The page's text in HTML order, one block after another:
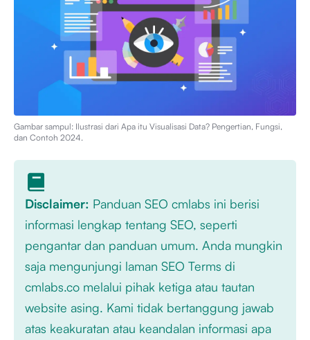
Gambar sampul: Ilustrasi dari Apa itu Visualisasi Data? Pengertian, Fungsi,
dan Contoh 2024.
Disclaimer: Panduan SEO cmlabs ini berisi
informasi lengkap tentang SEO, seperti
pengantar dan panduan umum. Anda mungkin
saja mengunjungi laman SEO Terms di
cmlabs.co melalui pihak ketiga atau tautan
website asing. Kami tidak bertanggung jawab
atas keakuratan atau keandalan informasi apa